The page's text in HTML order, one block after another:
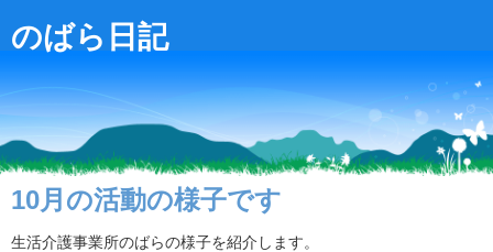
のばら日記
10月の活動の様子です
生活介護事業所のばらの様子を紹介します。